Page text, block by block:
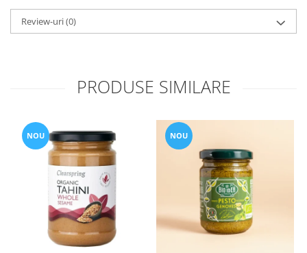
Review-uri(0)
PRODUSE SIMILARE
NOU NOU